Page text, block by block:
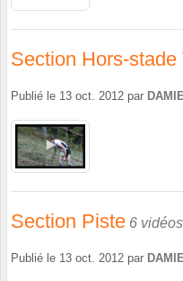
Section Hors-stade
Publié le 13 oct. 2012 par
Section Piste 6 vidéos
Publié le 13 oct. 2012 par